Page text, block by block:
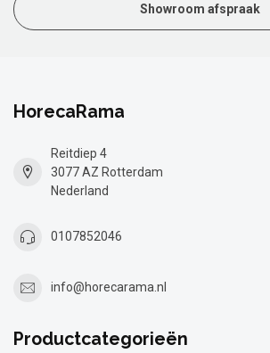
Showroom afspraak
HorecaRama
Reitdiep 4
3077 AZ Rotterdam
Nederland
0107852046
info@horecarama.nl
Productcategorieën